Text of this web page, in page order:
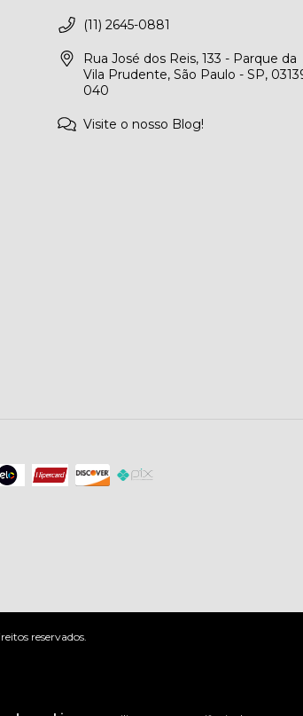
(11) 2645-0881
Rua José dos Reis, 133 - Parque da
Vila Prudente, São Paulo - SP,
040
Visite o nosso Blog!
reservados.